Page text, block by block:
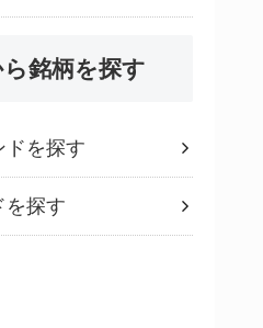
銘柄を探す
ドを探す
を探す